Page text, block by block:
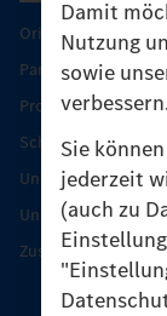
Damit
Nutzung
sowie
Sie
jederzeit
(auch zu
Original-Teile
Partner finden
Produkt-Highlights
Schutz und
Unimog
Unimog Servicetage
Zusatzleistungen